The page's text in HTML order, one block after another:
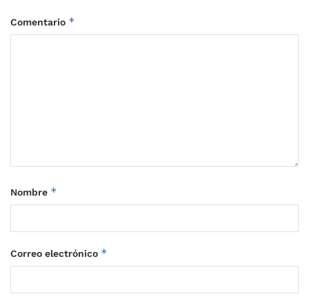
Comentario *
Nombre *
Correo electrónico *